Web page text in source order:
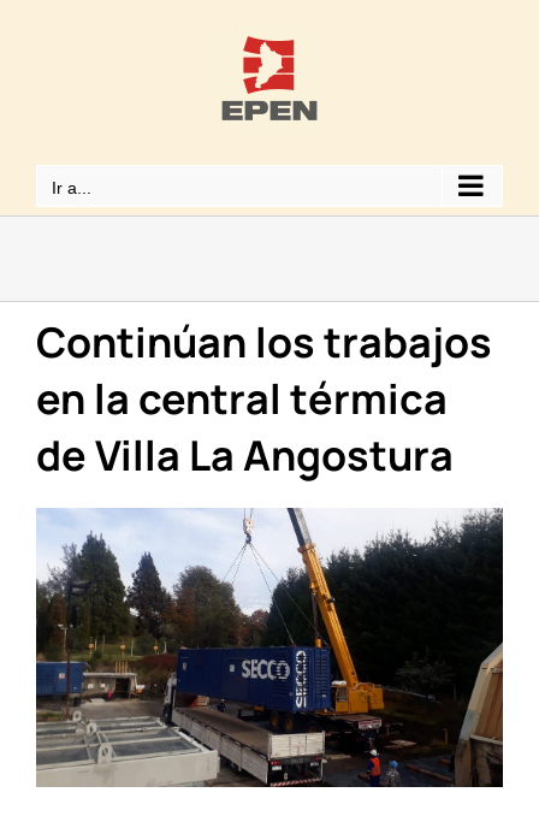
Ir a...
Continúan los trabajos
en la central térmica
de Villa La Angostura